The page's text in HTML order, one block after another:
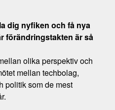
dig nyfiken och få nya
förändringstakten är så
olika perspektiv och
mellan techbolag,
politik som de mest